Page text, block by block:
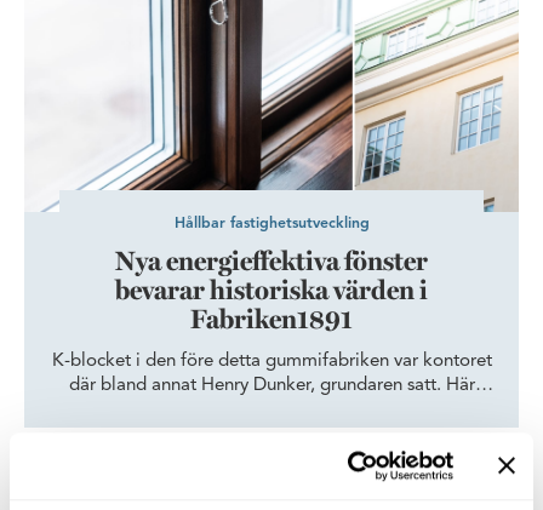
Hållbar fastighetsutveckling
Nya energieffektiva fönster
bevarar historiska värden i
Fabriken1891
K-blocket i den före detta gummifabriken var kontoret
där bland annat Henry Dunker, grundaren satt. Här
bevarat. Nu har den byggnadskroppen av Fabriken
1891, som fastigheten kallas, fått nya energieffektiva
Hälsa och glädje i fokus på Gerdahallens gym i Helsingborg